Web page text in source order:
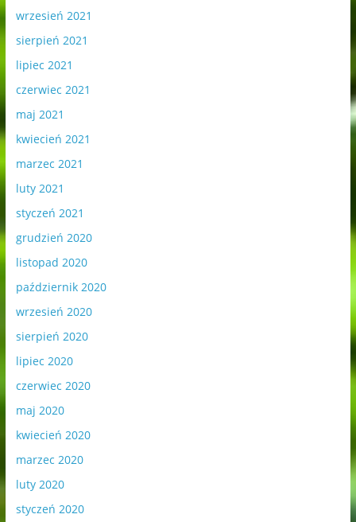
wrzesień 2021
sierpień 2021
lipiec 2021
czerwiec 2021
maj 2021
kwiecień 2021
marzec 2021
luty 2021
styczeń 2021
grudzień 2020
listopad 2020
październik 2020
wrzesień 2020
sierpień 2020
lipiec 2020
czerwiec 2020
maj 2020
kwiecień 2020
marzec 2020
luty 2020
styczeń 2020